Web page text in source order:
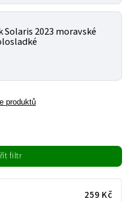
Solaris 2023 moravské
produktů
filtr
259 Kč